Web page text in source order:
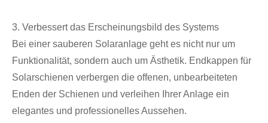
3. Verbessert das Erscheinungsbild des Systems
Bei einer sauberen Solaranlage geht es nicht nur um
Funktionalität, sondern auch um Ästhetik. Endkappen für
Solarschienen verbergen die offenen, unbearbeiteten
Enden der Schienen und verleihen Ihrer Anlage ein
elegantes und professionelles Aussehen.